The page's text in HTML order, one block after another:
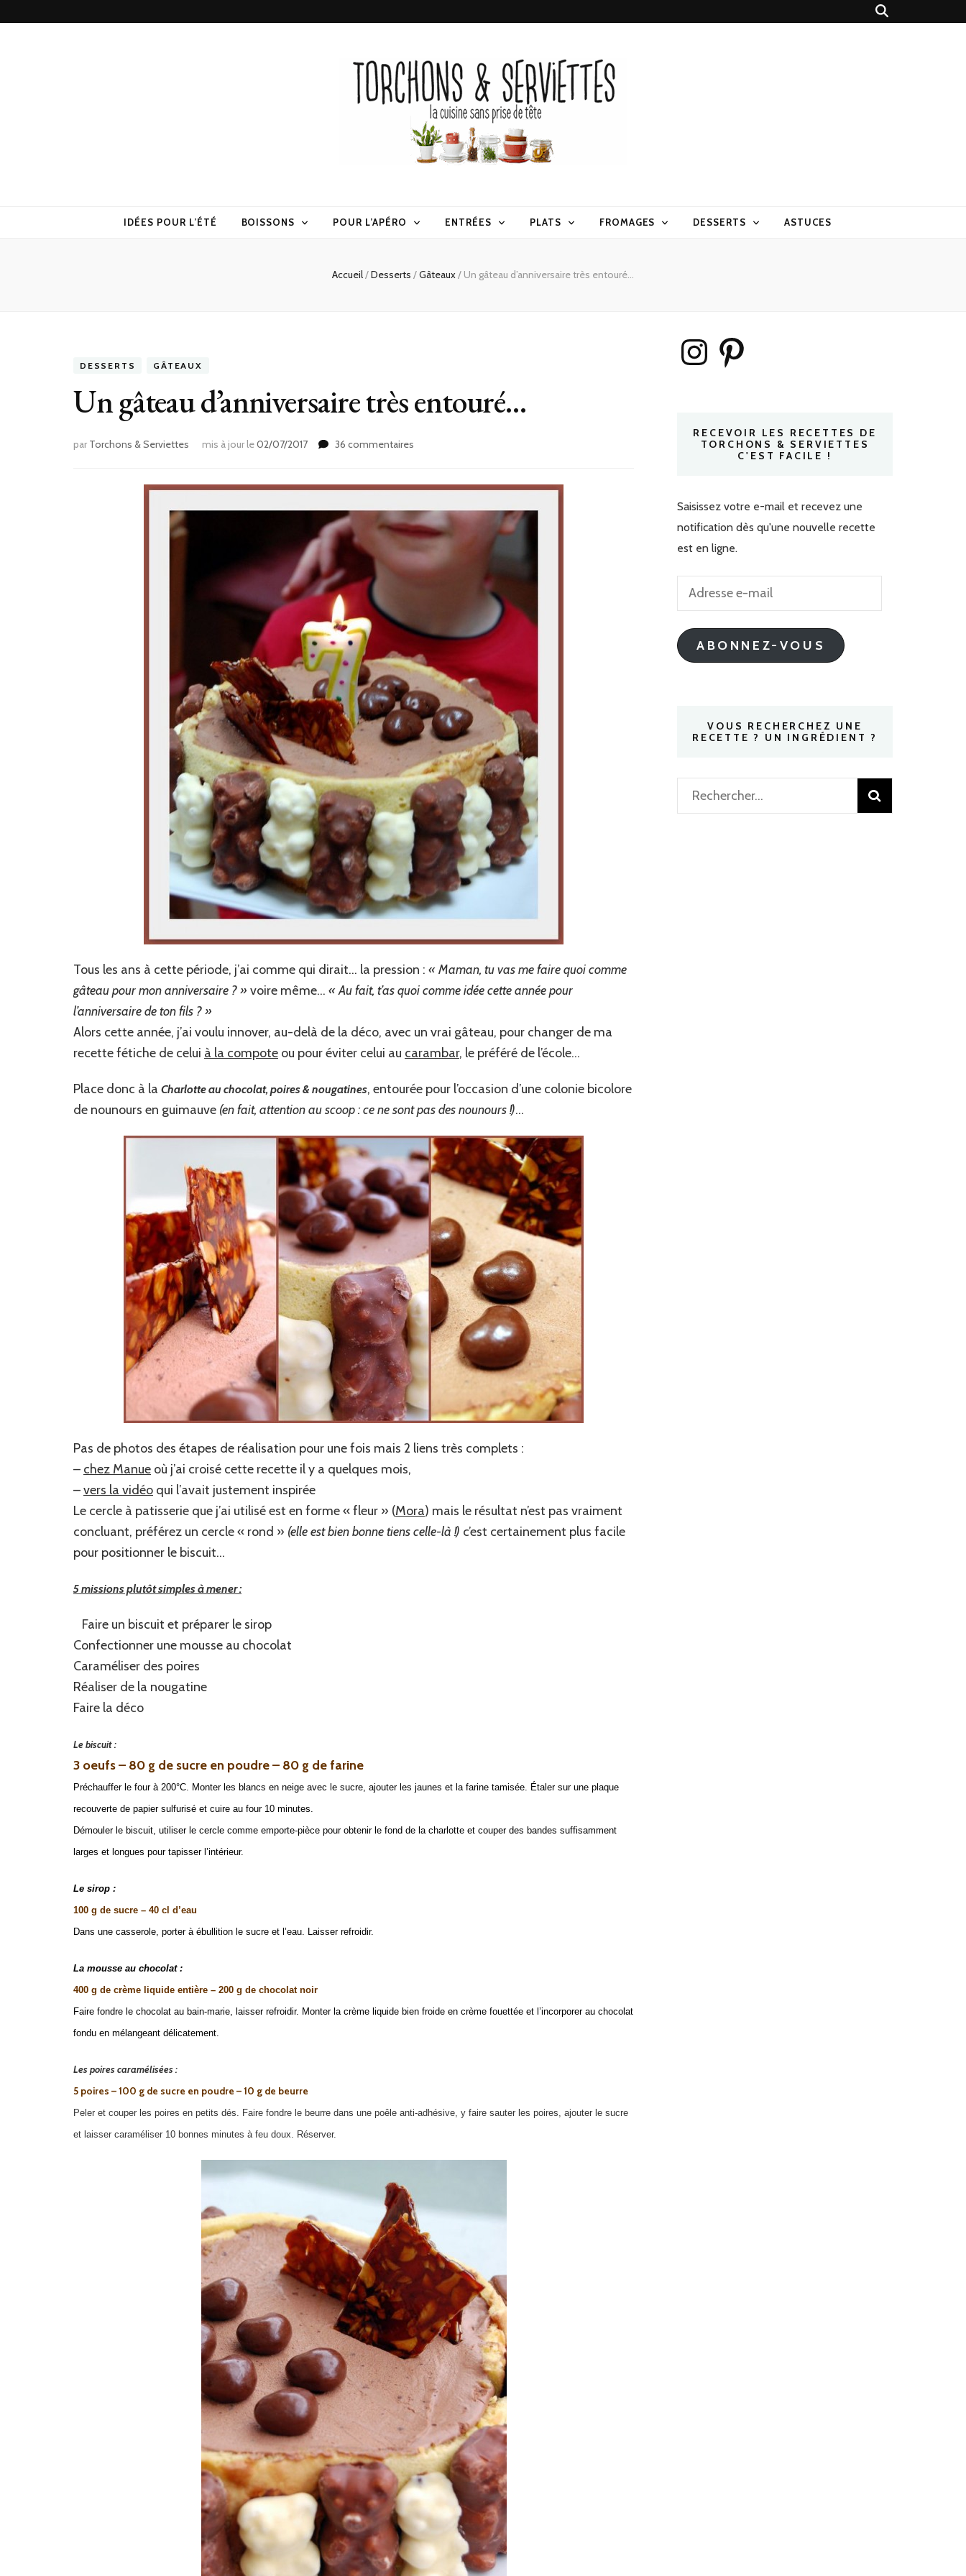
IDÉES POUR L’ÉTÉ BOISSONS POUR L’APÉRO ENTRÉES PLATS FROMAGES DESSERTS ASTUCES
Accueil/Desserts /Gâteaux/ Un gâteau d’anniversaire très entouré…
DESSERTS GÂTEAUX
Un gâteau d’anniversaire très entouré…
par Torchons & Serviettes mis à jour le02/07/2017 36 commentaires
d’anniversaire
entouré…
Tous les ans à cette période, j’ai comme qui dirait… la pression : « Maman, tu vas me faire quoi comme
gâteau pour mon anniversaire ? » voire même… « Au fait, t’as quoi comme idée cette année pour
l’anniversaire de ton fils ? »
Alors cette année, j’ai voulu innover, au-delà de la déco, avec un vrai gâteau, pour changer de ma
recette fétiche de celui à la compote ou pour éviter celui au carambar, le préféré de l’école…
Place donc à la Charlotte au chocolat, poires & nougatines, entourée pour l’occasion d’une colonie bicolore
de nounours en guimauve (en fait, attention au scoop : ce ne sont pas des nounours !)…
Pas de photos des étapes de réalisation pour une fois mais 2 liens très complets :
– chez Manue où j’ai croisé cette recette il y a quelques mois,
–vers la vidéo qui l’avait justement inspirée
Le cercle à patisserie que j’ai utilisé est en forme « fleur » (Mora) mais le résultat n’est pas vraiment
concluant, préférez un cercle « rond » (elle est bien bonne tiens celle-là !) c’est certainement plus facile
pour positionner le biscuit…
5 missions plutôt simples à mener :
Faire un biscuit et préparer le sirop
Confectionner une mousse au chocolat
Caraméliser des poires
Réaliser de la nougatine
Faire la déco
Le biscuit :
3 oeufs – 80 g de sucre en poudre – 80 g de farine
Préchauffer le four à 200°C. Monter les blancs en neige avec le sucre, ajouter les jaunes et la farine tamisée. Étaler sur une plaque
recouverte de papier sulfurisé et cuire au four 10 minutes.
Démouler le biscuit, utiliser le cercle comme emporte-pièce pour obtenir le fond de la charlotte et couper des bandes suffisamment
larges et longues pour tapisser l’intérieur.
Le sirop :
100 g de sucre – 40 cl d’eau
Dans une casserole, porter à ébullition le sucre et l’eau. Laisser refroidir.
La mousse au chocolat :
400 g de crème liquide entière – 200 g de chocolat noir
Faire fondre le chocolat au bain-marie, laisser refroidir. Monter la crème liquide bien froide en crème fouettée et l’incorporer au chocolat
fondu en mélangeant délicatement.
Les poires caramélisées :
5 poires – 100 g de sucre en poudre – 10 g de beurre
Peler et couper les poires en petits dés. Faire fondre le beurre dans une poêle anti-adhésive, y faire sauter les poires, ajouter le sucre
et laisser caraméliser 10 bonnes minutes à feu doux. Réserver.
InstagramPinterest
RECEVOIR LES RECETTES DE
TORCHONS & SERVIETTES
C'EST FACILE !
Saisissez votre e-mail et recevez une
notification dès qu'une nouvelle recette
est en ligne.
Adresse
mail
ABONNEZ-VOUS
VOUS RECHERCHEZ UNE
RECETTE ? UN INGRÉDIENT ?
Rechercher :